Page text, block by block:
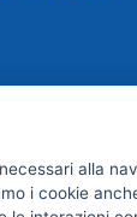
alla
i cookie